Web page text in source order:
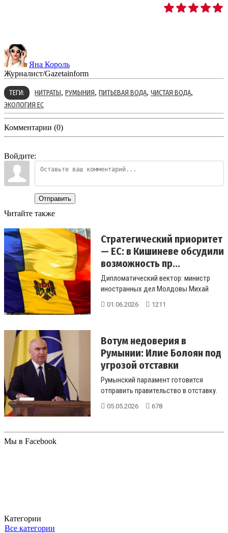
Яна Король
Журналист/Gazetainform
ТЕГИ: НИТРАТЫ, РУМЫНИЯ, ПИТЬЕВАЯ ВОДА, ЧИСТАЯ ВОДА,
ЭКОЛОГИЯ ЕС
Комментарии (0)
Войдите:
Отправить
Читайте также
Стратегический приоритет
— ЕС: в Кишиневе обсудили
возможность пр...
Дипломатический вектор: министр
иностранных дел Молдовы Михай
Попшой прокомментировал вопросы
01.06.2026 1211
Вотум недоверия в
Румынии: Илие Болоян под
угрозой отставки
Румынский парламент готовится
отправить правительство в отставку.
Bloomberg предупреждает о
05.05.2026 678
Мы в Facebook
Категории
Все категории